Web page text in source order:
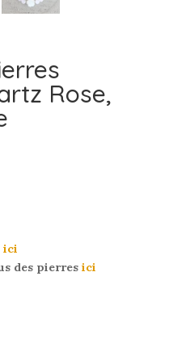
Rose,
ici
des pierresici